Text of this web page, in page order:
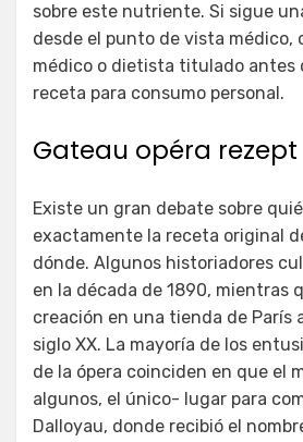
sobre este nutriente. Si sigue
desde el punto de vista médico,
médico o dietista titulado antes
receta para consumo personal.
Gateau opéra rezept
Existe un gran debate sobre
exactamente la receta original
dónde. Algunos historiadores
en la década de 1890, mientras
creación en una tienda de París
siglo XX. La mayoría de los
de la ópera coinciden en que el
algunos, el único- lugar para
Dalloyau, donde recibió el